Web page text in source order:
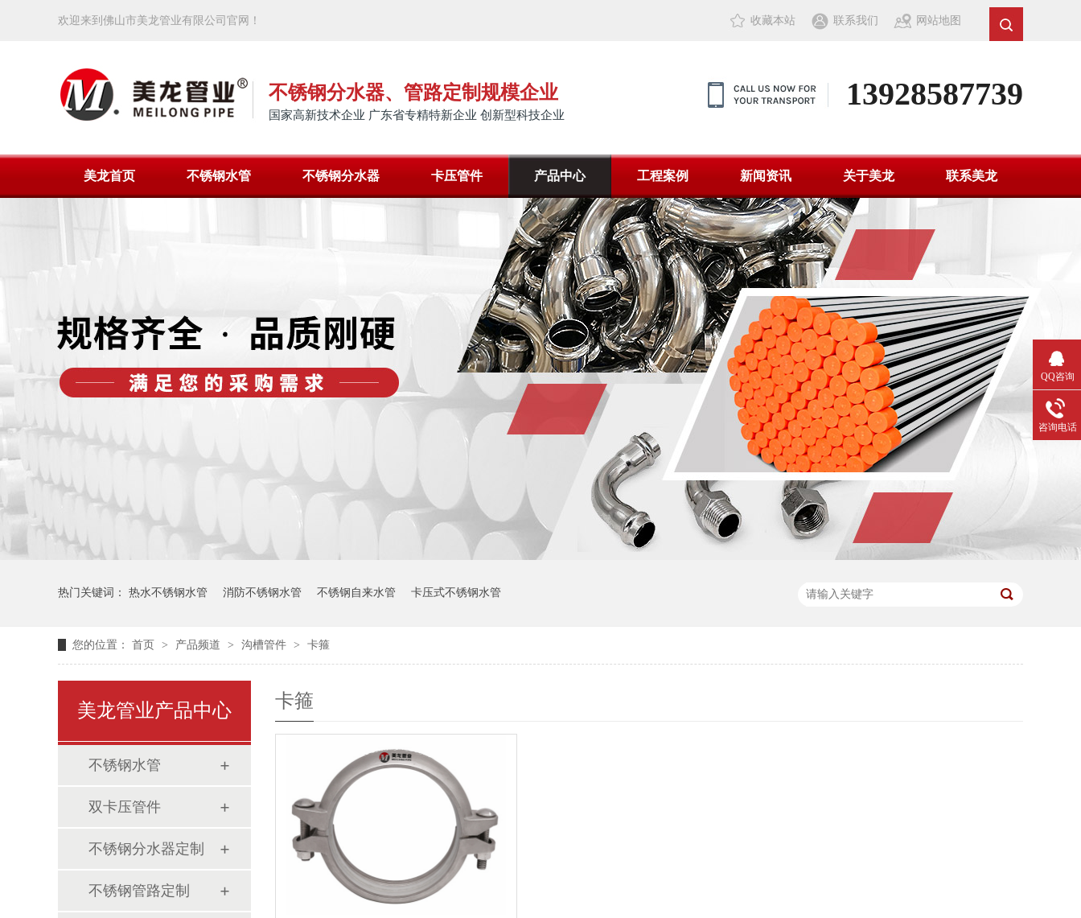
收藏本站 联系我们 网站地图
欢迎来到佛山市美龙管业有限公司官网！
不锈钢分水器、管路定制规模企业
国家高新技术企业 广东省专精特新企业 创新型科技企业
13928587739
美龙首页 不锈钢水管 不锈钢分水器 卡压管件 产品中心 工程案例 新闻资讯 关于美龙 联系美龙
热门关键词： 热水不锈钢水管 消防不锈钢水管 不锈钢自来水管 卡压式不锈钢水管
您的位置： 首页 > 产品频道 > 沟槽管件 > 卡箍
美龙管业产品中心
不锈钢水管
双卡压管件
不锈钢分水器定制
不锈钢管路定制
卡箍
QQ咨询
咨询电话